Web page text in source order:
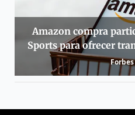
Amazon compra
Sports para ofrecer